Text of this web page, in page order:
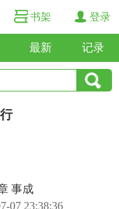
书架 登录
最新 记录
事成
07 23:38:36